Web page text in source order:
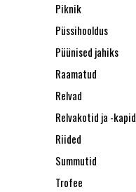
Piknik
Püssihooldus
Püünised jahiks
Raamatud
Relvad
Relvakotid ja -kapid
Riided
Summutid
Trofee